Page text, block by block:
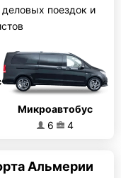
поездок и
Микроавтобус
6
4
Альмерии